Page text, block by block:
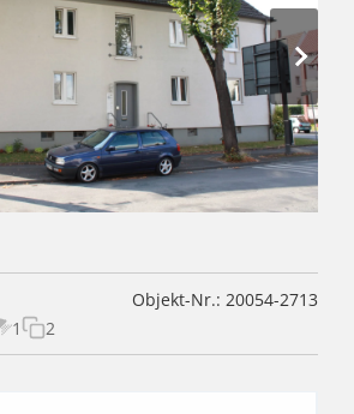
Objekt-Nr.: 20054-2713
1 2